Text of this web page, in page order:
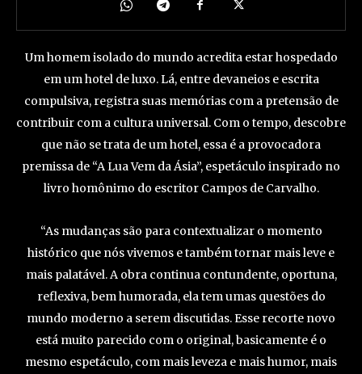
Um homem isolado do mundo acredita estar hospedado
em um hotel de luxo. Lá, entre devaneios e escrita
compulsiva, registra suas memórias com a pretensão de
contribuir com a cultura universal. Com o tempo, descobre
que não se trata de um hotel, essa é a provocadora
premissa de “A Lua Vem da Ásia”, espetáculo inspirado no
livro homônimo do escritor Campos de Carvalho.
“As mudanças são para contextualizar o momento
histórico que nós vivemos e também tornar mais leve e
mais palatável. A obra continua contundente, oportuna,
reflexiva, bem humorada, ela tem umas questões do
mundo moderno a serem discutidas. Esse recorte novo
está muito parecido com o original, basicamente é o
mesmo espetáculo, com mais leveza e mais humor, mais